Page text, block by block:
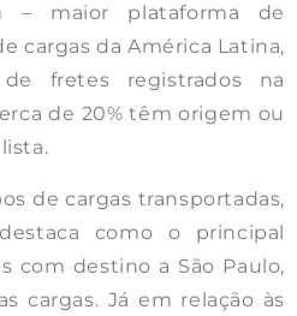
– maior plataforma de
cargas da América Latina,
fretes registrados na
de 20% têm origem ou
de cargas transportadas,
como o principal
com destino a São Paulo,
cargas. Já em relação às